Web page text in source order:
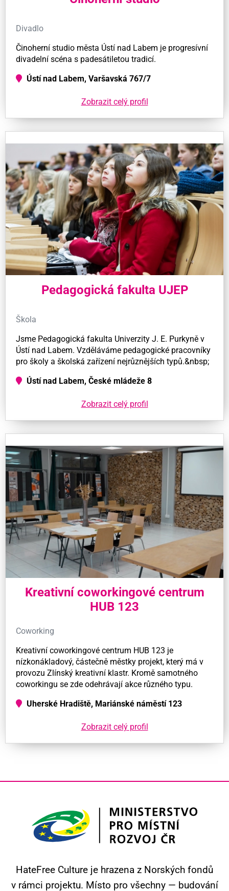
Divadlo
Činoherní studio města Ústí nad Labem je progresívní
divadelní scéna s padesátiletou tradicí.
Ústí nad Labem, Varšavská 767/7
Zobrazit celý profil
Pedagogická fakulta UJEP
Škola
Jsme Pedagogická fakulta Univerzity J. E. Purkyně v
Ústí nad Labem. Vzděláváme pedagogické pracovníky
pro školy a školská zařízení nejrůznějších typů.&nbsp;
Ústí nad Labem, České mládeže 8
Zobrazit celý profil
Kreativní coworkingové centrum
HUB 123
Coworking
Kreativní coworkingové centrum HUB 123 je
nízkonákladový, částečně městky projekt, který má v
provozu Zlínský kreativní klastr. Kromě samotného
coworkingu se zde odehrávají akce různého typu.
Uherské Hradiště, Mariánské náměstí 123
Zobrazit celý profil
HateFree Culture je hrazena z Norských fondů
v rámci projektu. Místo pro všechny — budování